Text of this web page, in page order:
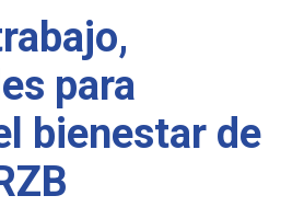
para
bienestar de